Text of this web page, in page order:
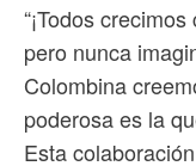
“¡Todos
pero nunca
Colombina
poderosa es la
Esta